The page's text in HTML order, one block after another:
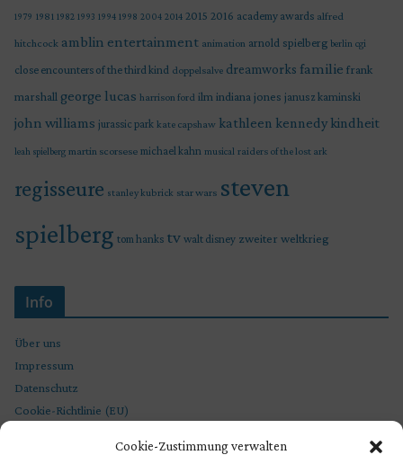
Cookie-Zustimmung verwalten
1979 1981 1982 1993 1994 1998 2004 2014 2015 2016 academy awards alfred
hitchcock amblin entertainment animation arnold spielberg berlin cgi
close encounters of the third kind doppelsalve dreamworks familie frank
marshall george lucas harrison ford ilm indiana jones janusz kaminski
john williams jurassic park kate capshaw kathleen kennedy kindheit
leah spielberg martin scorsese michael kahn musical raiders of the lost ark
regisseure stanley kubrick star wars steven
spielberg tom hanks tv walt disney zweiter weltkrieg
Info
Über uns
Impressum
Datenschutz
Cookie-Richtlinie (EU)